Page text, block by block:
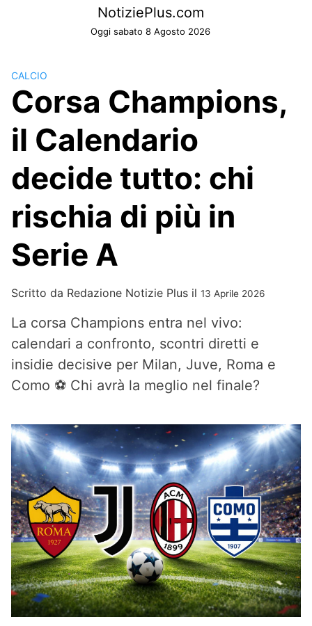
NotiziePlus.com
Oggi sabato 8 Agosto 2026
CALCIO
Corsa Champions,
il Calendario
decide tutto: chi
rischia di più in
Serie A
Scritto da Redazione Notizie Plus il 13 Aprile 2026
La corsa Champions entra nel vivo:
calendari a confronto, scontri diretti e
insidie decisive per Milan, Juve, Roma e
Como ⚽ Chi avrà la meglio nel finale?